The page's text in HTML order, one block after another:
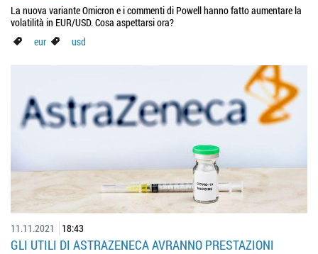
La nuova variante Omicron e i commenti di Powell hanno fatto aumentare la
volatilità in EUR/USD. Cosa aspettarsi ora?
eur
usd
11.11.2021 18:43
GLI UTILI DI ASTRAZENECA AVRANNO PRESTAZIONI